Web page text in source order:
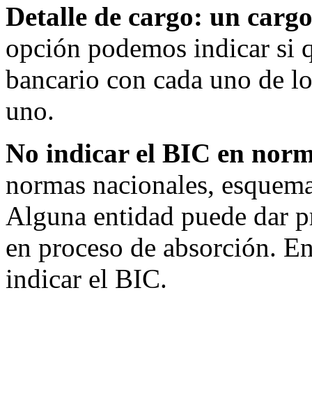
Detalle de cargo: un
opción podemos indicar si
bancario con cada uno de
uno.
No indicar el BIC en
normas nacionales,
Alguna entidad puede dar
en proceso de absorción.
indicar el BIC.